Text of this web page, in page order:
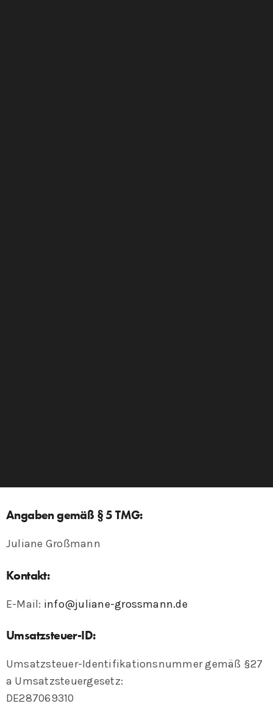
Angaben gemäß § 5 TMG:
Juliane Großmann
Kontakt:
E-Mail: info@juliane-grossmann.de
Umsatzsteuer-ID:
Umsatzsteuer-Identifikationsnummer gemäß §27
a Umsatzsteuergesetz:
DE287069310